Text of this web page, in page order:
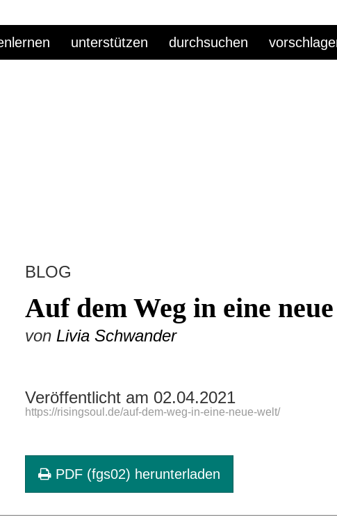
unterstützen durchsuchen
BLOG
Auf dem Weg in eine
von Livia Schwander
Veröffentlicht am 02.04.2021
https://risingsoul.de/auf-dem-weg-in-eine-neue-welt/
PDF (fgs02) herunterladen